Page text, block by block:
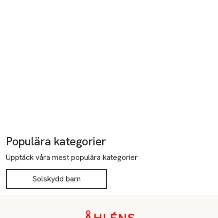
Populära kategorier
Upptäck våra mest populära kategorier
Solskydd barn